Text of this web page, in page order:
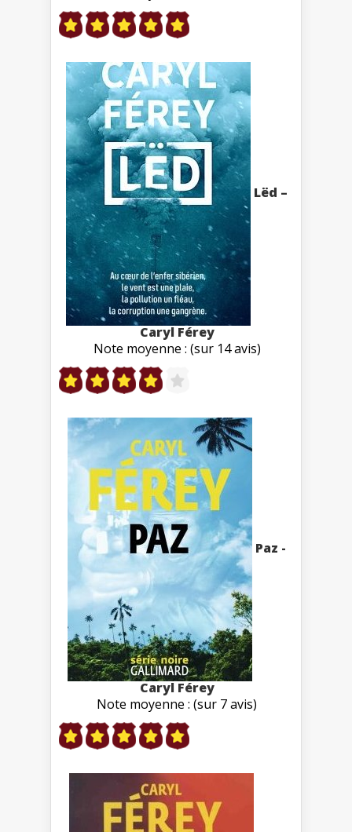
Lëd –
Caryl Férey
Note moyenne : (sur 14 avis)
Paz -
Caryl Férey
Note moyenne : (sur 7 avis)